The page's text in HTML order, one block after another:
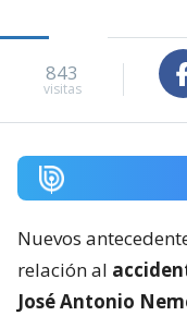
843
visitas
Nuevos
relación al
José Antonio